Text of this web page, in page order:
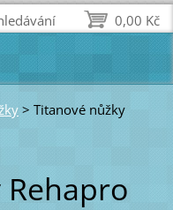
> Titanové nůžky
0,00 Kč